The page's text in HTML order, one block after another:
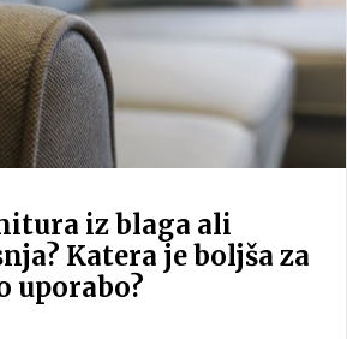
iz blaga ali
Katera je boljša za
uporabo?